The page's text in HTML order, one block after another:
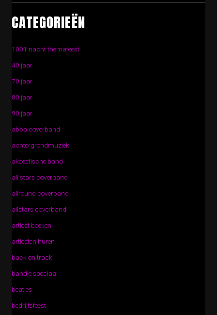
CATEGORIEËN
1001 nacht themafeest
40 jaar
70 jaar
80 jaar
90 jaar
abba coverband
achtergrondmuziek
akoestische band
all stars coverband
allround coverband
allstars coverband
artiest boeken
artiesten huren
back on track
bandje speciaal
beatles
bedrijfsfeest